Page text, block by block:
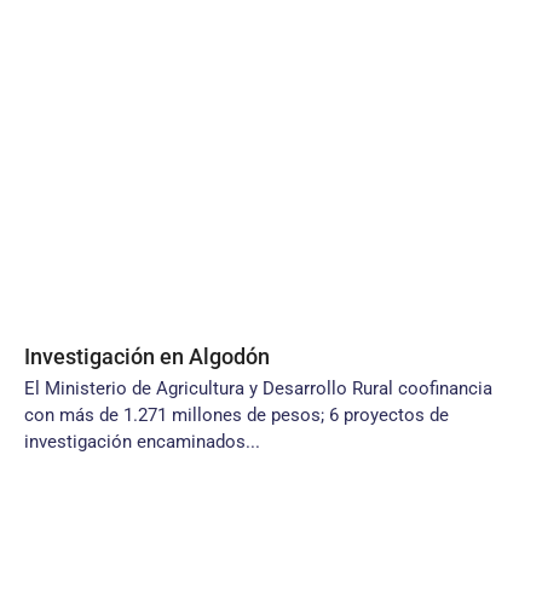
Investigación en Algodón
El Ministerio de Agricultura y Desarrollo Rural coofinancia
con más de 1.271 millones de pesos; 6 proyectos de
investigación encaminados...